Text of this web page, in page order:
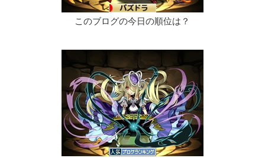
このブログの今日の順位は？